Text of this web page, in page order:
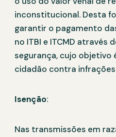
inconstitucional. Desta
garantir o pagamento
no ITBI e ITCMD através
segurança, cujo objetivo
cidadão contra
Isenção:
Nas transmissões em